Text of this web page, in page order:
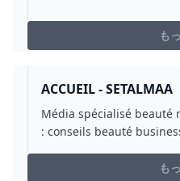
も
ACCUEIL - SETALMAA
Média spécialisé beauté
: conseils beauté
も